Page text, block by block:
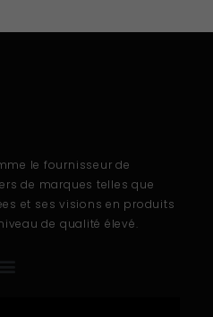
le fournisseur de
de marques telles que
et ses visions en produits
de qualité élevé.